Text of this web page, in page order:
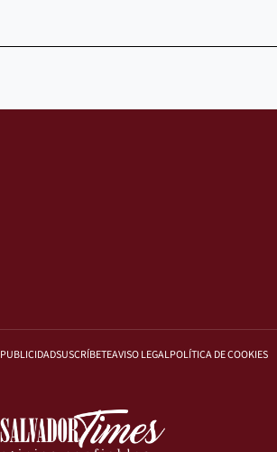
PUBLICIDADSUSCRÍBETEAVISO LEGALPOLÍTICA DE COOKIES